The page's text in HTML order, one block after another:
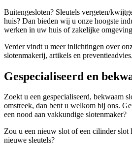
Buitengesloten? Sleutels vergeten/
huis? Dan bieden wij u onze hoogste
werken in uw huis of zakelijke
Verder vindt u meer inlichtingen over
slotenmakerij, artikels en preventieadvies.
Gespecialiseerd en
Zoekt u een gespecialiseerd, bekwaam
omstreek, dan bent u welkom bij ons.
een nood aan vakkundige slotenmaker?
Zou u een nieuw slot of een cilinder slot
nieuwe sleutels?